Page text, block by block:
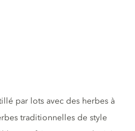
par lots avec des herbes à
traditionnelles de style